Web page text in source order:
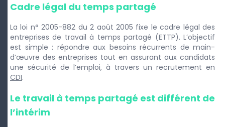
Cadre légal du temps partagé
La loi n° 2005-882 du 2 août 2005 fixe le cadre légal des
entreprises de travail à temps partagé (ETTP). L’objectif
est simple : répondre aux besoins récurrents de main-
d’œuvre des entreprises tout en assurant aux candidats
une sécurité de l’emploi, à travers un recrutement en
CDI.
Le travail à temps partagé est différent de
l’intérim